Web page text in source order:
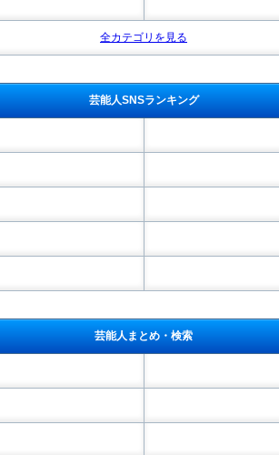
全カテゴリを見る
芸能人SNSランキング
芸能人まとめ・検索